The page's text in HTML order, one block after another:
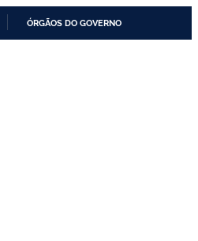
ÓRGÃOS DO GOVERNO